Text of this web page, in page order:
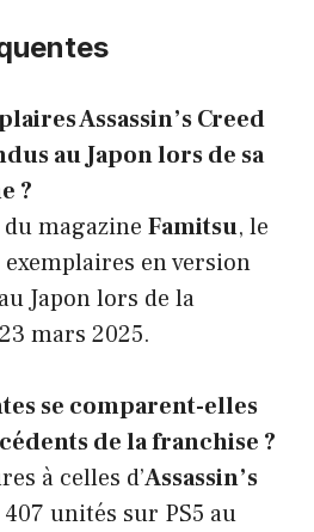
Assassin’s Creed
au Japon lors de sa
?
magazine Famitsu, le
exemplaires en version
au Japon lors de la
mars 2025.
se comparent-elles
de la franchise ?
à celles d’Assassin’s
407 unités sur PS5 au